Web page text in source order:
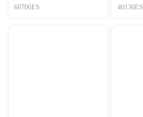
剂,100X
60706ES
型
40136ES